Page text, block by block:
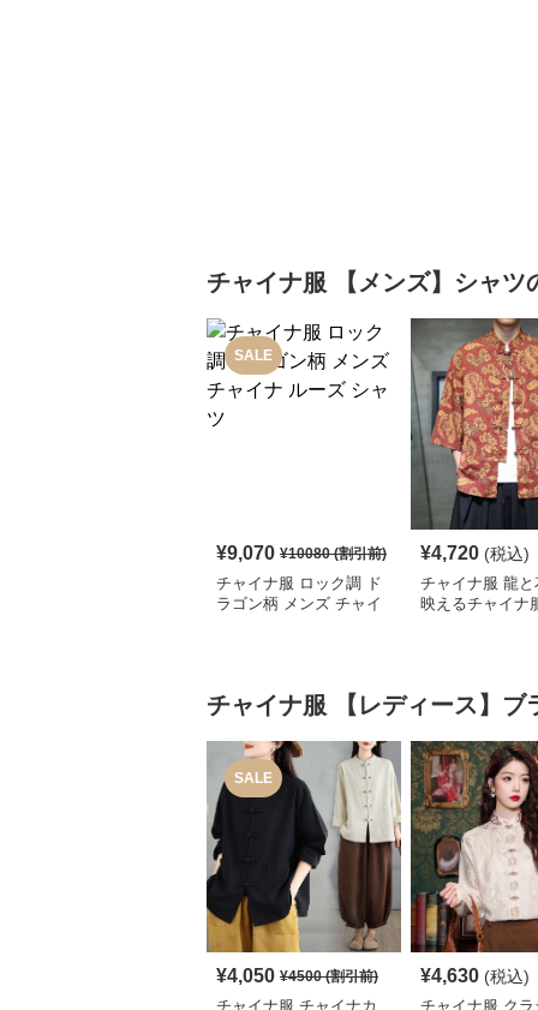
チャイナ服 【メンズ】シャツ
SALE
¥9,070 ¥10080(割引前)
チャイナ服 ロック調 ド
ラゴン柄 メンズ チャイ
¥4,720 (税込)
チャイナ服 龍と
映えるチャイナ
チャイナ服 【レディース】ブ
SALE
¥4,050 ¥4500(割引前)
チャイナ服 チャイナカ
¥4,630 (税込)
チャイナ服 クラ